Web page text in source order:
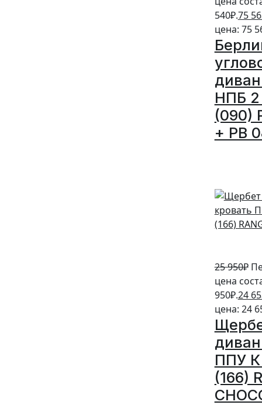
540₽.75
цена: 75
НПБ 2
(090)
+ PB
25 950₽
цена
950₽.24
цена: 24
ППУ К
(166)